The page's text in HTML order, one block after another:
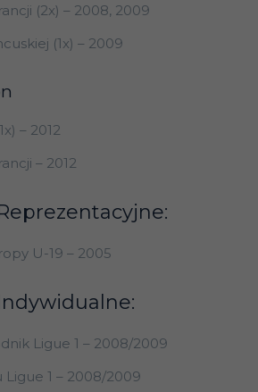
(2x) – 2008, 2009
(1x) – 2009
– 2012
– 2012
U-19 – 2005
Ligue 1 – 2008/2009
Ligue 1 – 2008/2009